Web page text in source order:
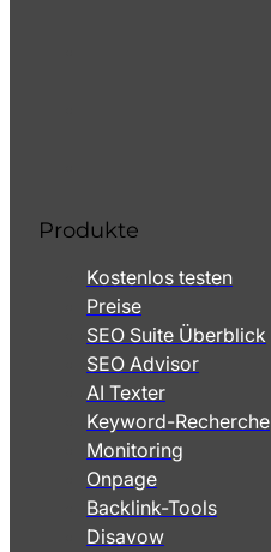
Produkte
Kostenlos testen
Preise
SEO Suite Überblick
SEO Advisor
AI Texter
Keyword-Recherche
Monitoring
Onpage
Backlink-Tools
Disavow